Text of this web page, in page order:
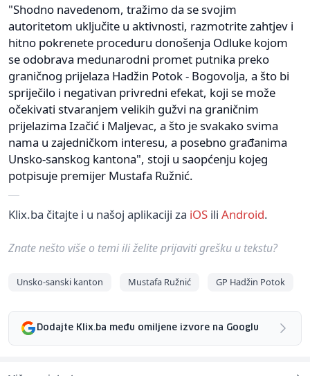
"Shodno navedenom, tražimo da se svojim
autoritetom uključite u aktivnosti, razmotrite zahtjev i
hitno pokrenete proceduru donošenja Odluke kojom
se odobrava medunarodni promet putnika preko
graničnog prijelaza Hadžin Potok - Bogovolja, a što bi
spriječilo i negativan privredni efekat, koji se može
očekivati stvaranjem velikih gužvi na graničnim
prijelazima Izačić i Maljevac, a što je svakako svima
nama u zajedničkom interesu, a posebno građanima
Unsko-sanskog kantona", stoji u saopćenju kojeg
potpisuje premijer Mustafa Ružnić.
Klix.ba čitajte i u našoj aplikaciji za iOS ili Android.
Znate nešto više o temi ili želite prijaviti grešku u tekstu?
Unsko-sanski kanton Mustafa Ružnić GP Hadžin Potok
Dodajte Klix.ba među omiljene izvore na Googlu